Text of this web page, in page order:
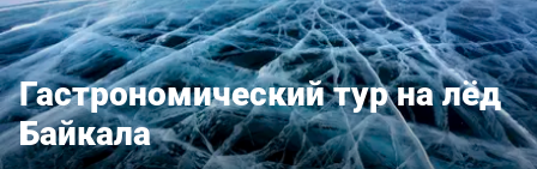
Гастрономический тур на лёд
Байкала